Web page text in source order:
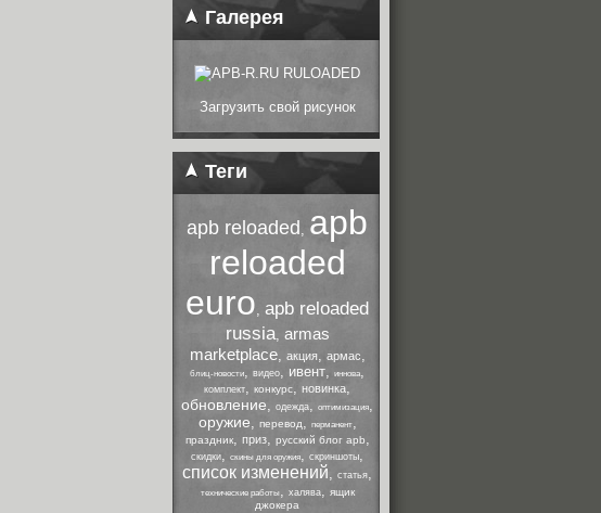
Галерея
Загрузить свой рисунок
Теги
apb reloaded , apb
reloaded
euro, apb reloaded
russia, armas
marketplace, акция, армас,
блиц-новости, видео, ивент, иннова,
комплект, конкурс, новинка,
обновление, одежда, оптимизация,
оружие, перевод, перманент,
праздник, приз, русский блог apb,
скидки, скины для оружия, скриншоты,
список изменений, статья,
технические работы, халява, ящик
джокера